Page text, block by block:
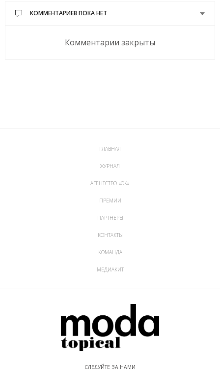
КОММЕНТАРИЕВ ПОКА НЕТ
Комментарии закрыты
ГЛАВНАЯ
ЖУРНАЛ
АГЕНТСТВО «ОК»
ПРЕМИИ
ПАРТНЕРЫ
КОНТАКТЫ
КОМАНДА
МЕДИАКИТ
СЛЕДУЙТЕ ЗА НАМИ